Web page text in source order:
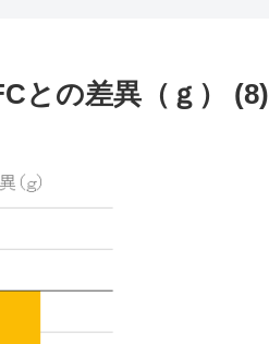
との差異（ｇ） (8)